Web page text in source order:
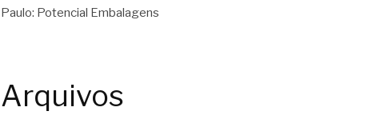
Paulo: Potencial Embalagens
Arquivos